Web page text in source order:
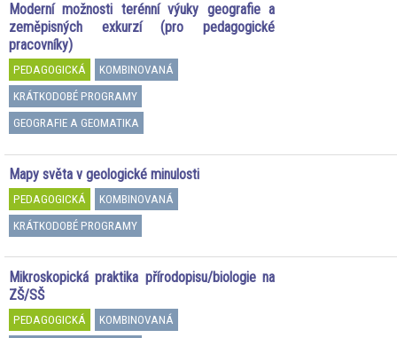
Moderní možnosti terénní výuky geografie a
zeměpisných exkurzí (pro pedagogické
pracovníky)
PEDAGOGICKÁ
KOMBINOVANÁ
KRÁTKODOBÉ PROGRAMY
GEOGRAFIE A GEOMATIKA
Mapy světa v geologické minulosti
PEDAGOGICKÁ
KOMBINOVANÁ
KRÁTKODOBÉ PROGRAMY
Mikroskopická praktika přírodopisu/biologie na
ZŠ/SŠ
PEDAGOGICKÁ
KOMBINOVANÁ